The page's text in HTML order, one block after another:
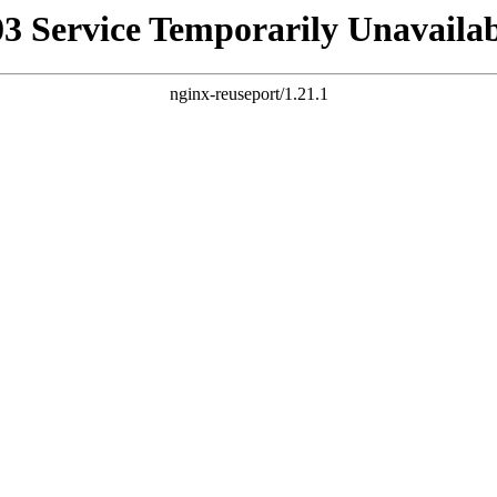
Service Temporarily
nginx-reuseport/1.21.1